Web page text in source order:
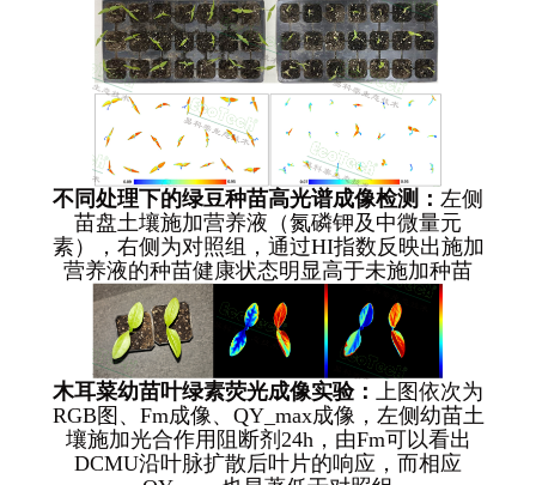
不同处理下的绿豆种苗高光谱成像检测： 左侧
苗盘土壤施加营养液（氮磷钾及中微量元
素），右侧为对照组，通过HI指数反映出施加
营养液的种苗健康状态明显高于未施加种苗
木耳菜幼苗叶绿素荧光成像实验：
上图依次为
RGB图、Fm成像、QY_max成像，左侧幼苗土
壤施加光合作用阻断剂24h，由Fm可以看出
DCMU沿叶脉扩散后叶片的响应，而相应